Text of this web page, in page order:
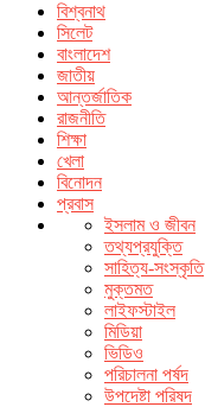
বিশ্বনাথ
সিলেট
বাংলাদেশ
জাতীয়
আন্তর্জাতিক
রাজনীতি
শিক্ষা
খেলা
বিনোদন
প্রবাস
ইসলাম ও জীবন
তথ্যপ্রযুক্তি
সাহিত্য-সংস্কৃতি
মুক্তমত
লাইফস্টাইল
মিডিয়া
ভিডিও
পরিচালনা পর্ষদ
উপদেষ্টা পরিষদ